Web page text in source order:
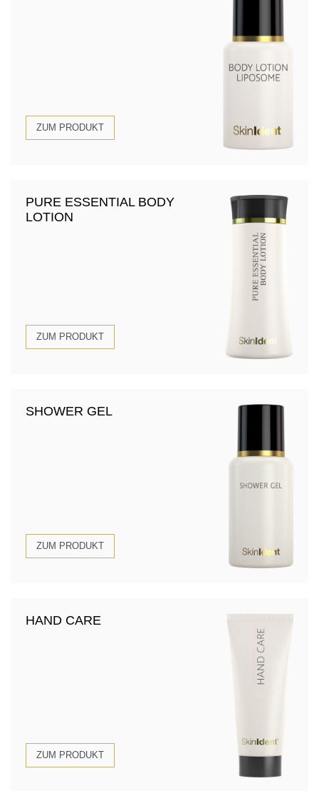
ZUM PRODUKT
PURE ESSENTIAL BODY
LOTION
ZUM PRODUKT
SHOWER GEL
ZUM PRODUKT
HAND CARE
ZUM PRODUKT